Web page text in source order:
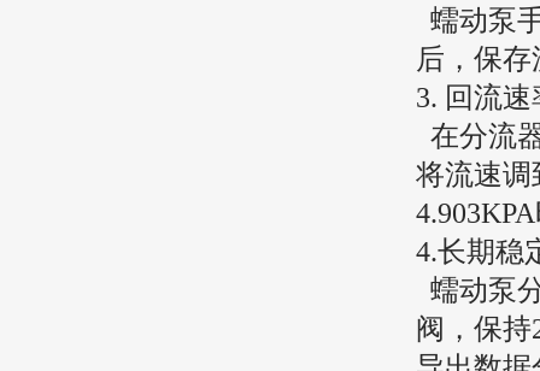
蠕动泵
后，保
3. 回流
在分流
将流速调
4.长期稳
蠕动泵
阀，保